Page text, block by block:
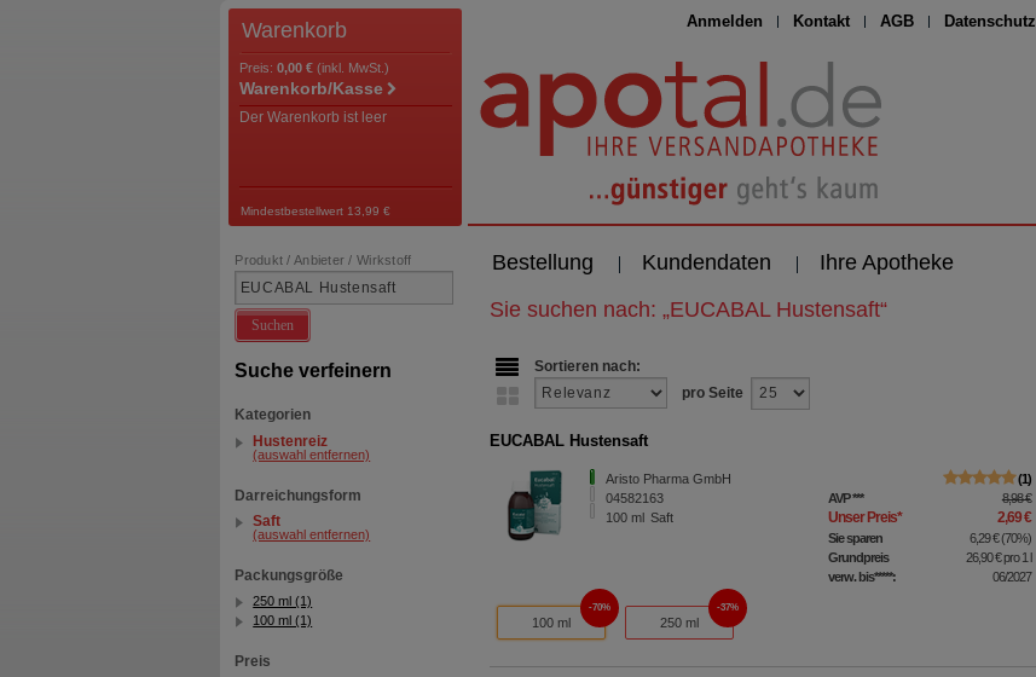
Anmelden Kontakt AGB Datenschutz
Warenkorb
Preis: 0,00 € (inkl. MwSt.)
Warenkorb/Kasse
Der Warenkorb ist leer
Mindestbestellwert 13,99 €
Bestellung Kundendaten Ihre Apotheke
Produkt / Anbieter / Wirkstoff
Suchen
Suche verfeinern
Kategorien
Hustenreiz
(auswahl entfernen)
Darreichungsform
Saft
(auswahl entfernen)
Packungsgröße
250 ml (1)
100 ml (1)
Preis
Sie suchen nach: „EUCABAL Hustensaft“
Sortieren nach:
pro Seite
EUCABAL Hustensaft
Aristo Pharma GmbH
04582163
100 ml Saft
1
AVP*** 8,98 €
Unser Preis* 2,69 €
Sie sparen 6,29 €(70%)
Grundpreis
26,90 €pro 1 l
verw. bis*****:
06/2027
100 ml
70%
250 ml
37%